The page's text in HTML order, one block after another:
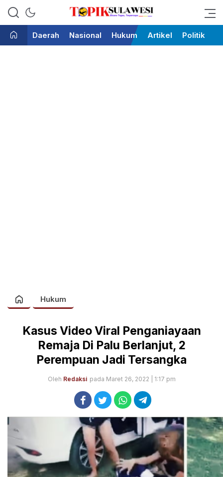
Topik Sulawesi
Bicara Tegas Terpercaya
Daerah
Nasional Hukum Artikel Politik
Hukum
Kasus Video Viral Penganiayaan
Remaja Di Palu Berlanjut, 2
Perempuan Jadi Tersangka
Oleh Redaksi pada Maret 26, 2022 | 1:17 pm